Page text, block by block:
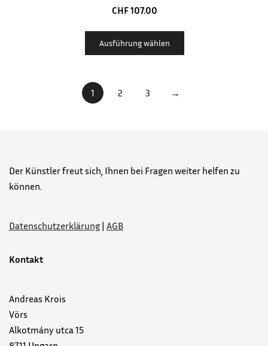
CHF107.00
Ausführung wählen
1 2 3 →
Der Künstler freut sich, Ihnen bei Fragen weiter helfen zu
können.
Datenschutzerklärung | AGB
Kontakt
Andreas Krois
Vörs
Alkotmány utca 15